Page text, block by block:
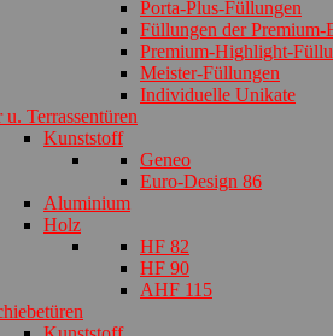
Porta-Plus-Füllungen
Füllungen der Premium-
Premium-Highlight-
Meister-Füllungen
Individuelle Unikate
u. Terrassentüren
Kunststoff
Geneo
Euro-Design 86
Aluminium
Holz
HF 82
HF 90
AHF 115